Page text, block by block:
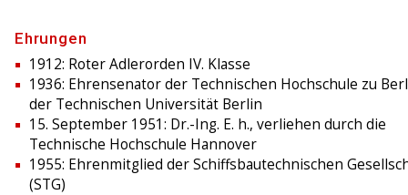
Ehrungen
1912: Roter Adlerorden IV. Klasse
1936: Ehrensenator der Technischen Hochschule zu
der Technischen Universität Berlin
15. September 1951: Dr.-Ing. E. h., verliehen durch die
Technische Hochschule Hannover
1955: Ehrenmitglied der Schiffsbautechnischen
(STG)